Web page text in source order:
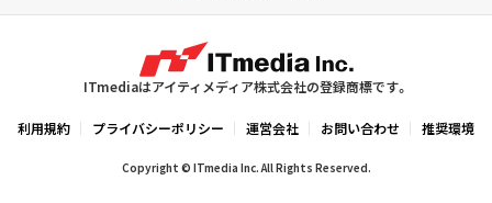
ITmediaはアイティメディア株式会社の登録商標です。
利用規約 プライバシーポリシー 運営会社 お問い合わせ 推奨環境
Copyright © ITmedia Inc. All Rights Reserved.